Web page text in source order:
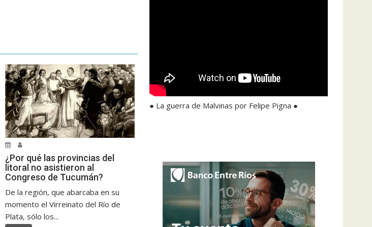
¿Por qué las provincias del
litoral no asistieron al
Congreso de Tucumán?
De la región, que abarcaba en su
momento el Virreinato del Río de
Plata, sólo los...
● La guerra de Malvinas por Felipe Pigna ●